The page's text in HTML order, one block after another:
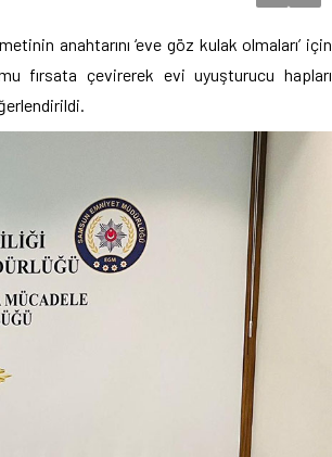
anahtarını ‘eve göz kulak olmaları’ için
fırsata çevirerek evi uyuşturucu hapları